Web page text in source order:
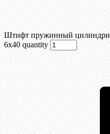
Штифт пружинный
6х40 quantity